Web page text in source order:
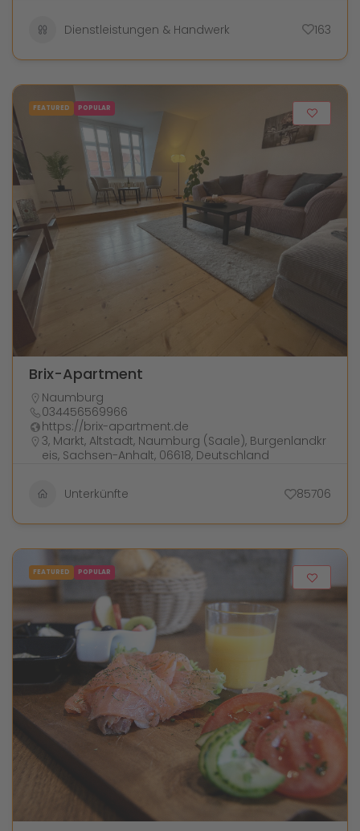
Dienstleistungen & Handwerk 163
FEATURED POPULAR
Brix-Apartment
Naumburg
034456569966
https://brix-apartment.de
3, Markt, Altstadt, Naumburg (Saale), Burgenlandkr
eis, Sachsen-Anhalt, 06618, Deutschland
Unterkünfte 85706
FEATURED POPULAR